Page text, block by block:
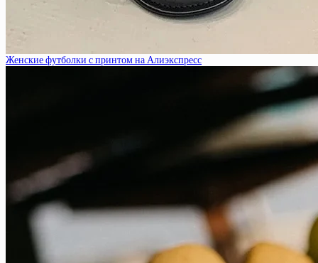
Женские футболки с принтом на Алиэкспресс